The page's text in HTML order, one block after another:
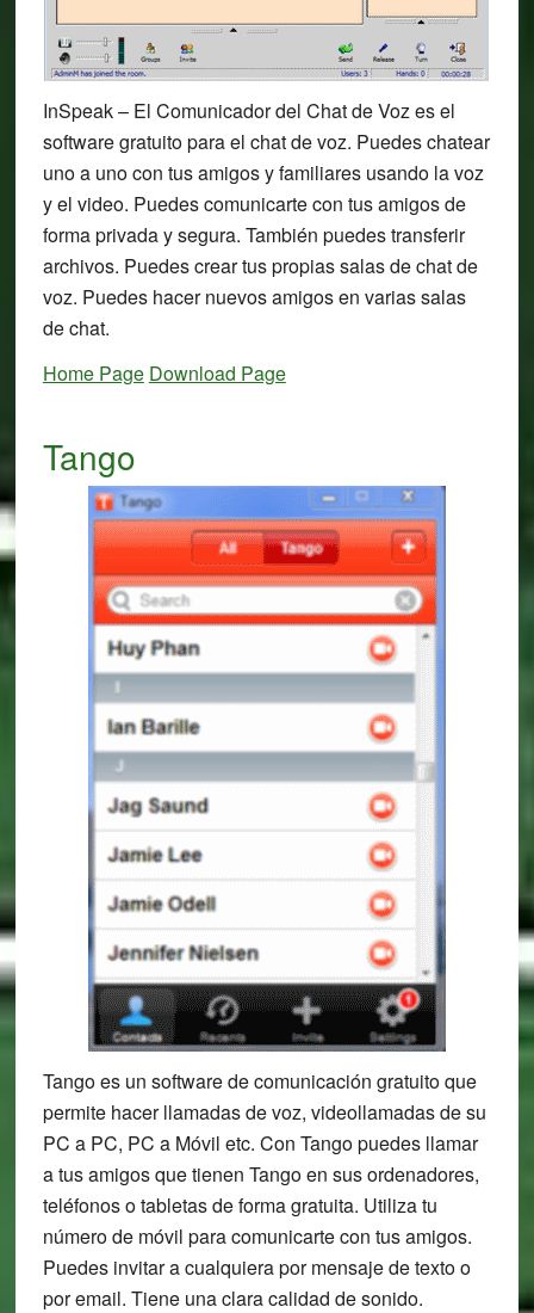
InSpeak – El Comunicador del Chat de Voz es el
software gratuito para el chat de voz. Puedes chatear
uno a uno con tus amigos y familiares usando la voz
y el video. Puedes comunicarte con tus amigos de
forma privada y segura. También puedes transferir
archivos. Puedes crear tus propias salas de chat de
voz. Puedes hacer nuevos amigos en varias salas
de chat.
Home Page Download Page
Tango
Tango es un software de comunicación gratuito que
permite hacer llamadas de voz, videollamadas de su
PC a PC, PC a Móvil etc. Con Tango puedes llamar
a tus amigos que tienen Tango en sus ordenadores,
teléfonos o tabletas de forma gratuita. Utiliza tu
número de móvil para comunicarte con tus amigos.
Puedes invitar a cualquiera por mensaje de texto o
por email. Tiene una clara calidad de sonido.